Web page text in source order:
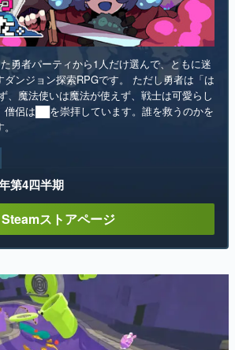
勇者パーティから1人だけ選んで、ともに迷
ンジョン探索RPGです。 ただし勇者は「は
、魔法使いは魔法が使えず、戦士は可愛らし
僧侶は██を崇拝しています。誰を救うのかを
第4四半期
Steamストアページ